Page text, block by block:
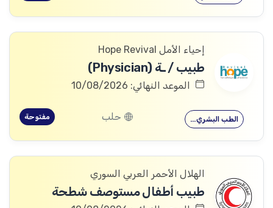
إحياء الأمل Hope Revival
طبيب / ـة (Physician)
الموعد النهائي: 10/08/2026
الطب البشري… حلب مفتوحة
الهلال الأحمر العربي السوري
طبيب أطفال مستوصف شطحة